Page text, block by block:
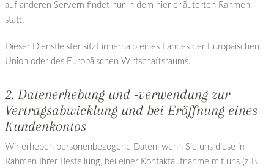
auf anderen Servern findet nur in dem hier erläuterten Rahmen
statt.
Dieser Dienstleister sitzt innerhalb eines Landes der Europäischen
Union oder des Europäischen Wirtschaftsraums.
2. Datenerhebung und -verwendung zur
Vertragsabwicklung und bei Eröffnung eines
Kundenkontos
Wir erheben personenbezogene Daten, wenn Sie uns diese im
Rahmen Ihrer Bestellung, bei einer Kontaktaufnahme mit uns (z.B.